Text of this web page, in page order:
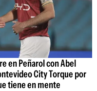
en Peñarol con Abel
City Torque por
tiene en mente